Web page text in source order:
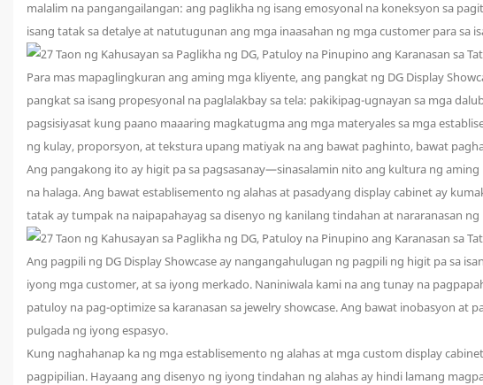
malalim na pangangailangan: ang paglikha ng isang emosyonal na koneksyon sa
isang tatak sa detalye at natutugunan ang mga inaasahan ng mga customer para sa
Para mas mapaglingkuran ang aming mga kliyente, ang pangkat ng DG Display
pangkat sa isang propesyonal na paglalakbay sa tela: pakikipag-ugnayan sa mga
pagsisiyasat kung paano maaaring magkatugma ang mga materyales sa mga
ng kulay, proporsyon, at tekstura upang matiyak na ang bawat paghinto, bawat
Ang pangakong ito ay higit pa sa pagsasanay—sinasalamin nito ang kultura ng
na halaga. Ang bawat establisemento ng alahas at pasadyang display cabinet ay
tatak ay tumpak na naipapahayag sa disenyo ng kanilang tindahan at nararanasan
Ang pagpili ng DG Display Showcase ay nangangahulugan ng pagpili ng higit pa sa
iyong mga customer, at sa iyong merkado. Naniniwala kami na ang tunay na
patuloy na pag-optimize sa karanasan sa jewelry showcase. Ang bawat inobasyon
pulgada ng iyong espasyo.
Kung naghahanap ka ng mga establisemento ng alahas at mga custom display
pagpipilian. Hayaang ang disenyo ng iyong tindahan ng alahas ay hindi lamang